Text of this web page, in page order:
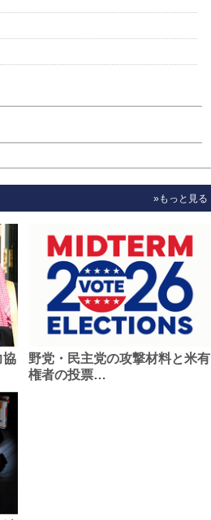
»もっと見る
協
野党・民主党の攻撃材料と米有
権者の投票…